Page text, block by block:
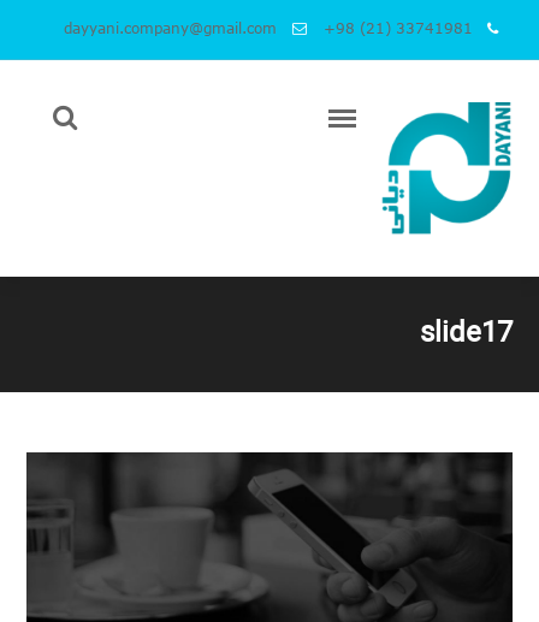
dayyani.company@gmail.com +98 (21) 33741981
slide17